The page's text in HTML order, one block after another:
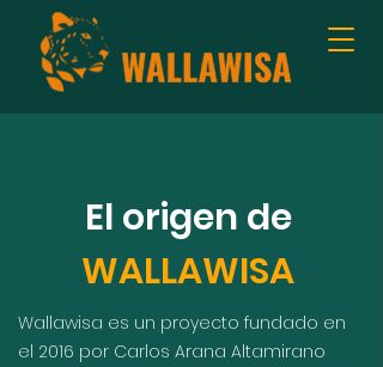
El origen de
WALLAWISA
Wallawisa es un proyecto fundado en
el 2016 por Carlos Arana Altamirano